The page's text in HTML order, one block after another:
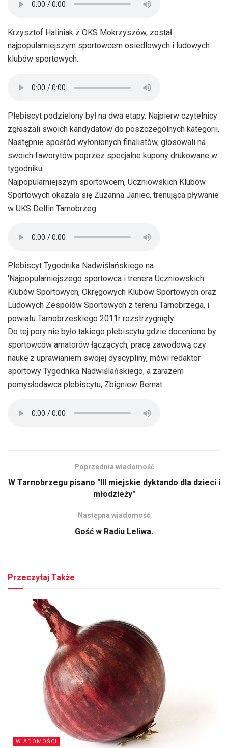
Krzysztof Haliniak z OKS Mokrzyszów, został
najpopularniejszym sportowcem osiedlowych i ludowych
klubów sportowych.
Plebiscyt podzielony był na dwa etapy. Najpierw czytelnicy
zgłaszali swoich kandydatów do poszczególnych kategorii.
Następnie spośród wyłonionych finalistów, głosowali na
swoich faworytów poprzez specjalne kupony drukowane w
tygodniku.
Najpopularniejszym sportowcem, Uczniowskich Klubów
Sportowych okazała się Zuzanna Janiec, trenująca pływanie
w UKS Delfin Tarnobrzeg:
Plebiscyt Tygodnika Nadwiślańskiego na
'Najpopularniejszego sportowca i trenera Uczniowskich
Klubów Sportowych, Okręgowych Klubów Sportowych oraz
Ludowych Zespołów Sportowych z terenu Tarnobrzega, i
powiatu Tarnobrzeskiego 2011r rozstrzygnięty.
Do tej pory nie było takiego plebiscytu gdzie doceniono by
sportowców amatorów łączących, pracę zawodową czy
naukę z uprawianiem swojej dyscypliny, mówi redaktor
sportowy Tygodnika Nadwiślańskiego, a zarazem
pomysłodawca plebiscytu, Zbigniew Bernat:
Poprzednia wiadomość
W Tarnobrzegu pisano "III miejskie dyktando dla dzieci i
młodzieży"
Następna wiadomość
Gość w Radiu Leliwa.
Przeczytaj Także
WIADOMOŚCI